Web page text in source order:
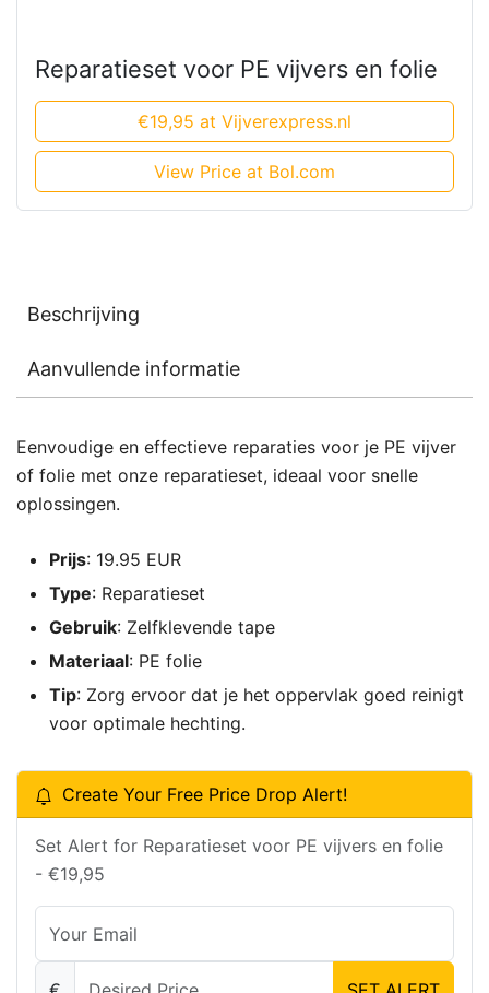
Reparatieset voor PE vijvers en folie
€19,95 at Vijverexpress.nl
View Price at Bol.com
Beschrijving
Aanvullende informatie
Eenvoudige en effectieve reparaties voor je PE vijver
of folie met onze reparatieset, ideaal voor snelle
oplossingen.
Prijs: 19.95 EUR
Type: Reparatieset
Gebruik: Zelfklevende tape
Materiaal: PE folie
Tip: Zorg ervoor dat je het oppervlak goed reinigt
voor optimale hechting.
Create Your Free Price Drop Alert!
Set Alert for Reparatieset voor PE vijvers en folie
- €19,95